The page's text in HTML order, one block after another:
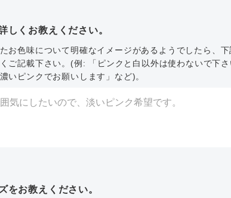
しくお教えください。
たお色味について明確なイメージがあるようでしたら、
ご記載下さい。(例: 「ピンクと白以外は使わないで下
いピンクでお願いします」など)。
をお教えください。